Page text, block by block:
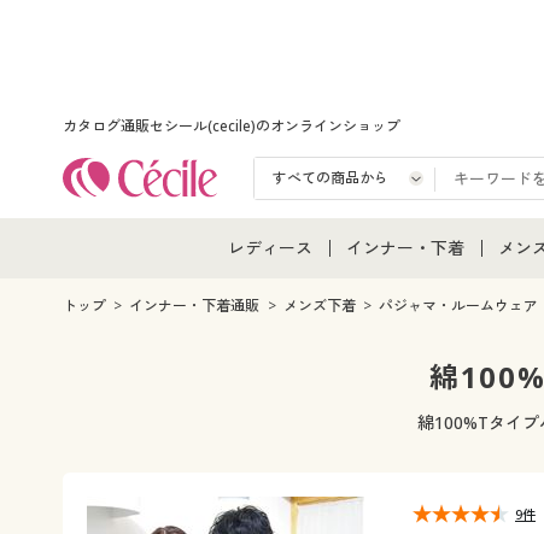
カタログ通販セシール(cecile)のオンラインショップ
レディース
レディース通販すべて
インナー・下着
インナー・下着通販すべ
メンズ下着
メン
メン
メン
メン
トップ インナー・下着通販 メンズ下着 パジャマ・ルームウェア
綿
綿100%Tタイプ
9件